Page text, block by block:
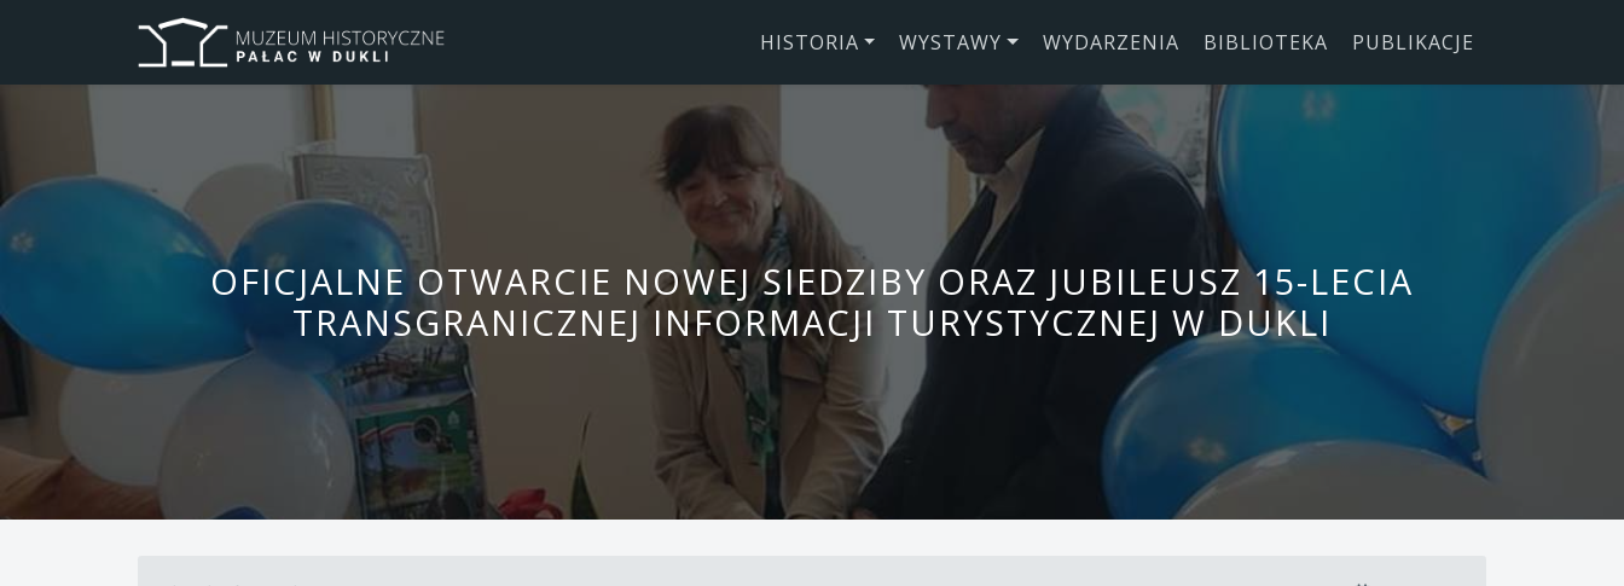
HISTORIA WYSTAWY WYDARZENIA BIBLIOTEKA PUBLIKACJE
OFICJALNE OTWARCIE NOWEJ SIEDZIBY ORAZ JUBILEUSZ 15-LECIA
TRANSGRANICZNEJ INFORMACJI TURYSTYCZNEJ W DUKLI